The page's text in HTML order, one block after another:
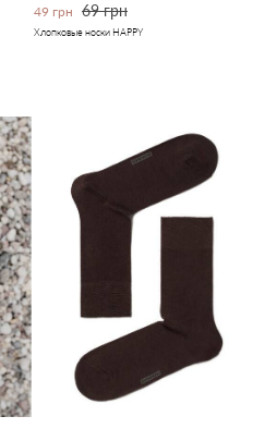
49 грн 69 грн
Хлопковые носки HAPPY